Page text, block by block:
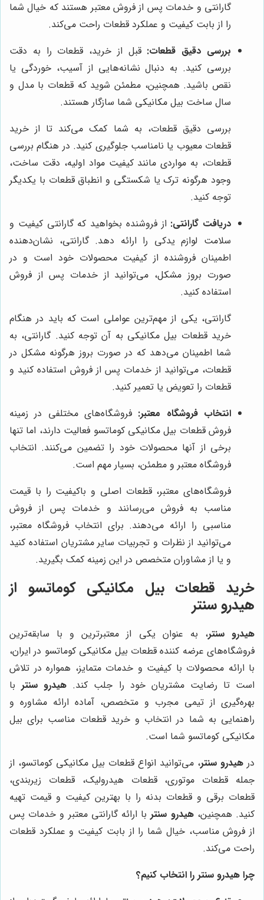
گارانتی و خدمات پس از فروش معتبر هستند که خیال شما
را از بابت کیفیت و عملکرد قطعات راحت می‌کند.
بررسی دقیق قطعات: قبل از خرید، قطعات را به دقت
بررسی کنید. به دنبال نشانه‌هایی از آسیب، خوردگی یا
نقص باشید. همچنین، مطمئن شوید که قطعات با مدل و
سال ساخت بیل مکانیکی شما سازگار هستند.
بررسی دقیق قطعات، به شما کمک می‌کند تا از خرید
قطعات معیوب یا نامناسب جلوگیری کنید. در هنگام بررسی
قطعات، به مواردی مانند کیفیت مواد اولیه، دقت ساخت،
وجود هرگونه ترک یا شکستگی و انطباق قطعات با یکدیگر
توجه کنید.
دریافت گارانتی: از فروشنده بخواهید که گارانتی کیفیت و
سلامت لوازم یدکی را ارائه دهد. گارانتی، نشان‌دهنده
اطمینان فروشنده از کیفیت محصولات خود است و در
صورت بروز مشکل، می‌توانید از خدمات پس از فروش
استفاده کنید.
گارانتی، یکی از مهم‌ترین عواملی است که باید در هنگام
خرید قطعات بیل مکانیکی به آن توجه کنید. گارانتی، به
شما اطمینان می‌دهد که در صورت بروز هرگونه مشکل در
قطعات، می‌توانید از خدمات پس از فروش استفاده کنید و
قطعات را تعویض یا تعمیر کنید.
انتخاب فروشگاه معتبر: فروشگاه‌های مختلفی در زمینه
فروش قطعات بیل مکانیکی کوماتسو فعالیت دارند، اما تنها
برخی از آنها محصولات خود را تضمین می‌کنند. انتخاب
فروشگاه معتبر و مطمئن، بسیار مهم است.
فروشگاه‌های معتبر، قطعات اصلی و باکیفیت را با قیمت
مناسب به فروش می‌رسانند و خدمات پس از فروش
مناسبی را ارائه می‌دهند. برای انتخاب فروشگاه معتبر،
می‌توانید از نظرات و تجربیات سایر مشتریان استفاده کنید
و یا از مشاوران متخصص در این زمینه کمک بگیرید.
خرید قطعات بیل مکانیکی کوماتسو از
هیدرو سنتر
هیدرو سنتر، به عنوان یکی از معتبرترین و با سابقه‌ترین
فروشگاه‌های عرضه کننده قطعات بیل مکانیکی کوماتسو در ایران،
با ارائه محصولات با کیفیت و خدمات متمایز، همواره در تلاش
است تا رضایت مشتریان خود را جلب کند. هیدرو سنتربا
بهره‌گیری از تیمی مجرب و متخصص، آماده ارائه مشاوره و
راهنمایی به شما در انتخاب و خرید قطعات مناسب برای بیل
مکانیکی کوماتسو شما است.
در هیدرو سنتر، می‌توانید انواع قطعات بیل مکانیکی کوماتسو، از
جمله قطعات موتوری، قطعات هیدرولیک، قطعات زیربندی،
قطعات برقی و قطعات بدنه را با بهترین کیفیت و قیمت تهیه
کنید. همچنین،هیدرو سنتربا ارائه گارانتی معتبر و خدمات پس
از فروش مناسب، خیال شما را از بابت کیفیت و عملکرد قطعات
راحت می‌کند.
چرا هیدرو سنتر را انتخاب کنیم؟